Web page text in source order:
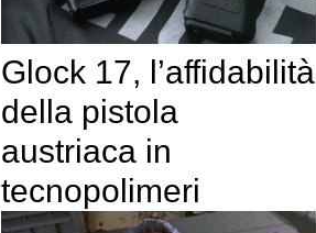
Glock 17, l’affidabilità
della pistola
austriaca in
tecnopolimeri